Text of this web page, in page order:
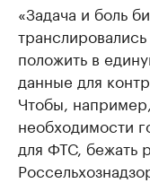
«Задача и боль
положить в
данные для
Чтобы,
необходимости
для ФТС, бежать